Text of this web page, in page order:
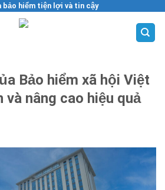
bảo hiểm tiện lợi và tin cậy
Bảo hiểm xã hội Việt
và nâng cao hiệu quả